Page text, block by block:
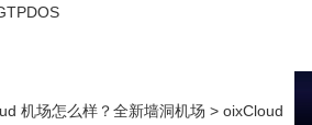
机场怎么样？全新墙洞机场 > oixCloud